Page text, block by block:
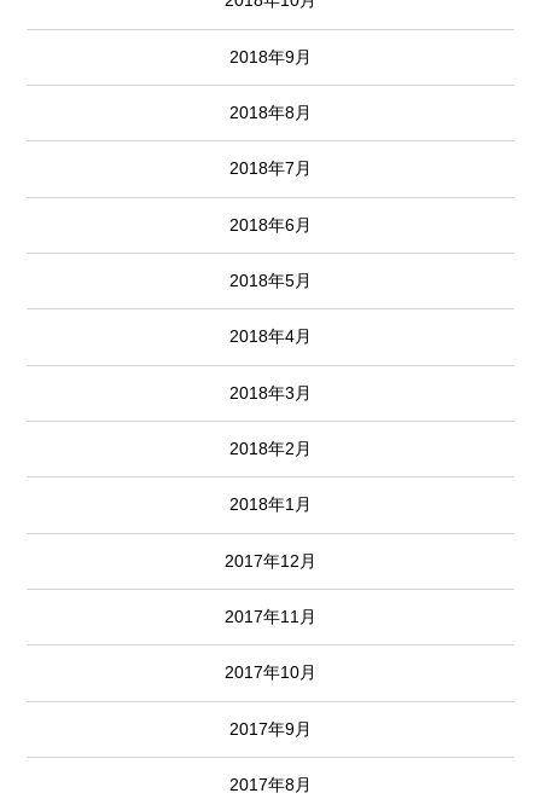
2018年9月
2018年8月
2018年7月
2018年6月
2018年5月
2018年4月
2018年3月
2018年2月
2018年1月
2017年12月
2017年11月
2017年10月
2017年9月
2017年8月